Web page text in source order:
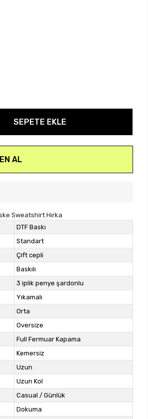
SEPETE EKLE
AL
Sweatshirt Hırka
DTF Baskı
Standart
Çift cepli
Baskılı
3 iplik penye şardonlu
Yıkamalı
Orta
Oversize
Full Fermuar Kapama
Kemersiz
Uzun
Uzun Kol
Casual / Günlük
Dokuma